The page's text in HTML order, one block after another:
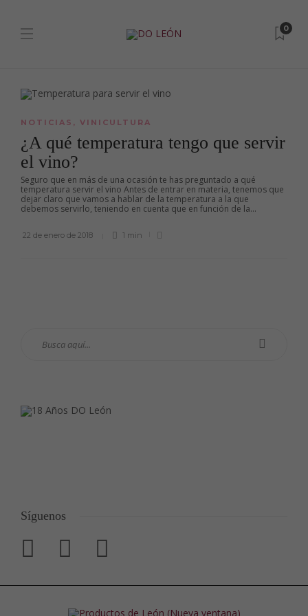
0
NOTICIAS , VINICULTURA
¿A qué temperatura tengo que servir
el vino?
Seguro que en más de una ocasión te has preguntado a qué
temperatura servir el vino Antes de entrar en materia, tenemos que
dejar claro que vamos a hablar de la temperatura a la que
debemos servirlo, teniendo en cuenta que en función de la...
22 de enero de 2018 1 min
Síguenos